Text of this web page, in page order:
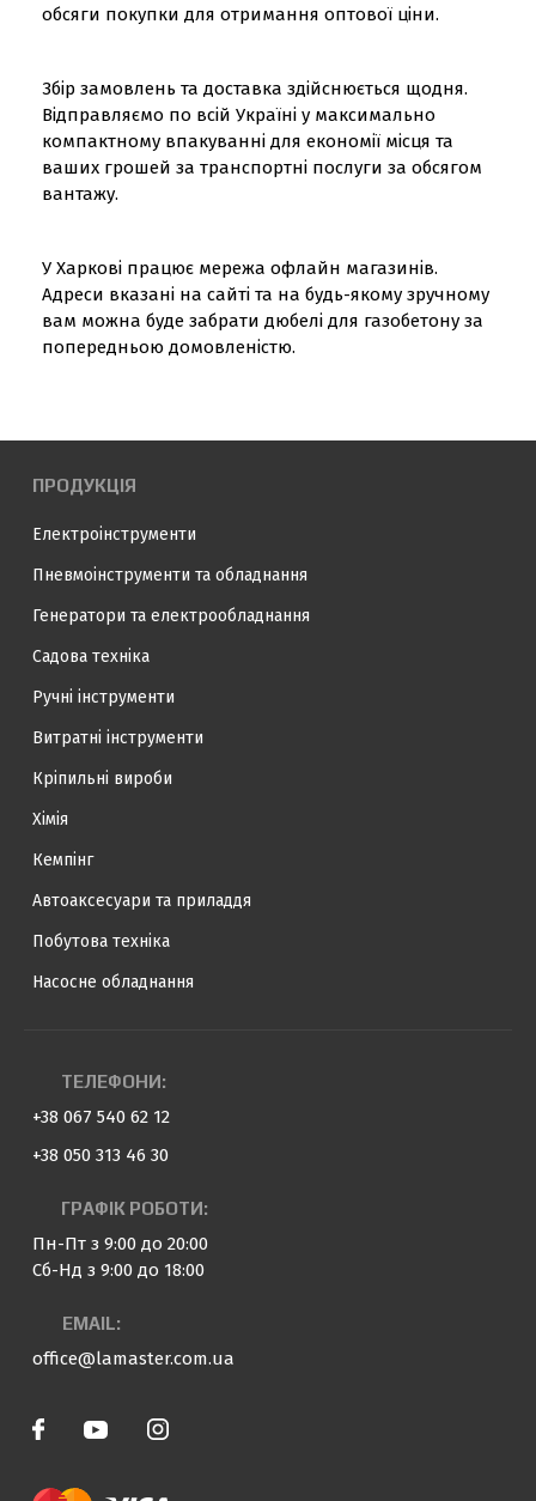
обсяги покупки для отримання оптової ціни.
Збір замовлень та доставка здійснюється щодня.
Відправляємо по всій Україні у максимально
компактному впакуванні для економії місця та
ваших грошей за транспортні послуги за обсягом
вантажу.
У Харкові працює мережа офлайн магазинів.
Адреси вказані на сайті та на будь-якому зручному
вам можна буде забрати дюбелі для газобетону за
попередньою домовленістю.
ПРОДУКЦІЯ
Електроінструменти
Пневмоінструменти та обладнання
Генератори та електрообладнання
Садова техніка
Ручні інструменти
Витратні інструменти
Кріпильні вироби
Хімія
Кемпінг
Автоаксесуари та приладдя
Побутова техніка
Насосне обладнання
ТЕЛЕФОНИ:
+38 067 540 62 12
+38 050 313 46 30
ГРАФІК РОБОТИ:
Пн-Пт з 9:00 до 20:00
Сб-Нд з 9:00 до 18:00
EMAIL:
office@lamaster.com.ua